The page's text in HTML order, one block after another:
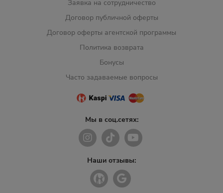
Заявка на сотрудничество
Договор публичной оферты
Договор оферты агентской программы
Политика возврата
Бонусы
Часто задаваемые вопросы
Мы в соц.сетях:
Наши отзывы: